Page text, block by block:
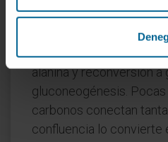
distintas: oxidación a
deshidrogenasa),
carboxilación a
alanina y reconversión a
gluconeogénesis.
carbonos conectan
confluencia lo convierte